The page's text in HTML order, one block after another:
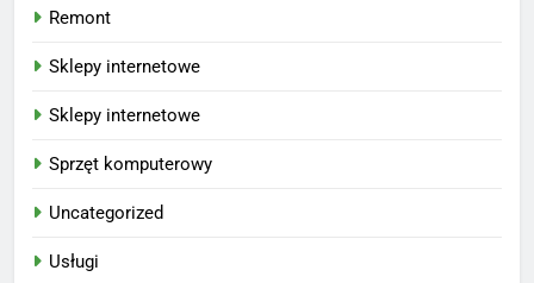
Remont
Sklepy internetowe
Sklepy internetowe
Sprzęt komputerowy
Uncategorized
Usługi